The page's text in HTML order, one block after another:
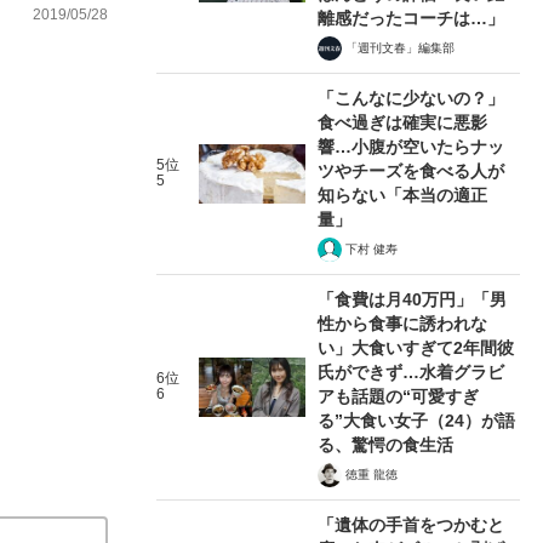
2019/05/28
離感だったコーチは…」
「週刊文春」編集部
5位
5
「こんなに少ないの？」
食べ過ぎは確実に悪影
響…小腹が空いたらナッ
ツやチーズを食べる人が
知らない「本当の適正
量」
下村 健寿
6位
6
「食費は月40万円」「男
性から食事に誘われな
い」大食いすぎて2年間彼
氏ができず…水着グラビ
アも話題の“可愛すぎ
る”大食い女子（24）が語
る、驚愕の食生活
徳重 龍徳
「遺体の手首をつかむと